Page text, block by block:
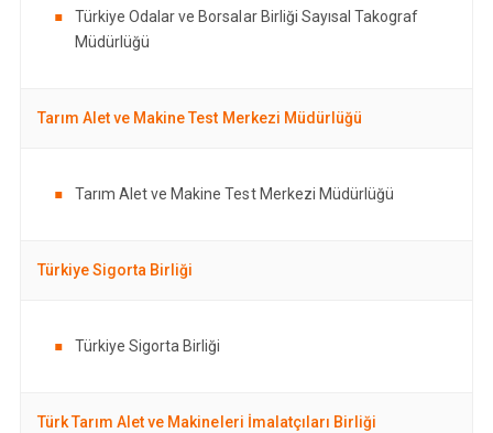
Türkiye Odalar ve Borsalar Birliği Sayısal Takograf
Müdürlüğü
Tarım Alet ve Makine Test Merkezi Müdürlüğü
Tarım Alet ve Makine Test Merkezi Müdürlüğü
Türkiye Sigorta Birliği
Türkiye Sigorta Birliği
Türk Tarım Alet ve Makineleri İmalatçıları Birliği